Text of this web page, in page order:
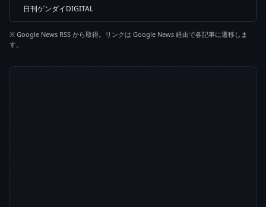
日刊ゲンダイDIGITAL
※ Google News RSS から取得。リンクは Google News 経由で各記事に遷移しま
す。